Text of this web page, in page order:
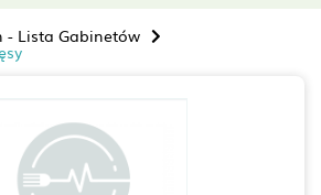
- Lista Gabinetów